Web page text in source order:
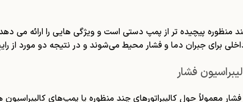
منظوره پیچیده تر از پمپ دستی است و ویژگی هایی را ارائه می
برای جبران دما و فشار محیط می‌شوند و در نتیجه دو مورد از
فشار
معمولاً حول کالیبراتورهای چند منظوره یا پمپ‌های کالیبراسیون